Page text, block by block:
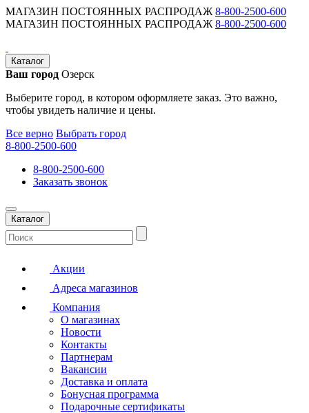
МАГАЗИН ПОСТОЯННЫХ РАСПРОДАЖ 8-800-2500-600
МАГАЗИН ПОСТОЯННЫХ РАСПРОДАЖ 8-800-2500-600
Каталог
Ваш город Озерск
Выберите город, в котором оформляете заказ. Это важно,
чтобы увидеть наличие и цены.
Все верно Выбрать город
8-800-2500-600
8-800-2500-600
Заказать звонок
Каталог
Акции
Адреса магазинов
Компания
О магазинах
Новости
Контакты
Партнерам
Вакансии
Доставка и оплата
Бонусная программа
Подарочные сертификаты